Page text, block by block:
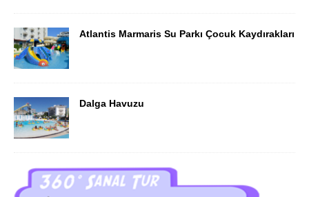
Atlantis Marmaris Su Parkı Çocuk Kaydırakları
Dalga Havuzu